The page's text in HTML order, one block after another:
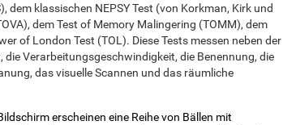
dem klassischen NEPSY Test (von Korkman, Kirk und
dem Test of Memory Malingering (TOMM), dem
of London Test (TOL). Diese Tests messen neben der
Verarbeitungsgeschwindigkeit, die Benennung, die
das visuelle Scannen und das räumliche
erscheinen eine Reihe von Bällen mit